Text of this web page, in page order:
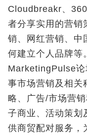
Cloudbreakr、
者分享实用的营销
销、网红营销、中
何建立个人品牌等
MarketingPulse论
事市场营销及相关
略、广告/市场营
子商业、活动策划
供商贸配对服务，